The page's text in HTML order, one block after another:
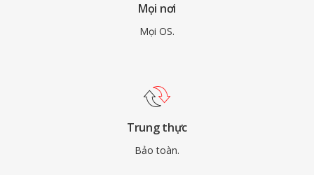
Mọi nơi
Mọi OS.
Trung thực
Bảo toàn.